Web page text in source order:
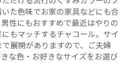
た色味でお家の家具などにも合
性にもおすすめで最近はやりの
もマッチするチャコール。サイ
展開がありますので、ご夫婦
な色・お好きなサイズをお選び